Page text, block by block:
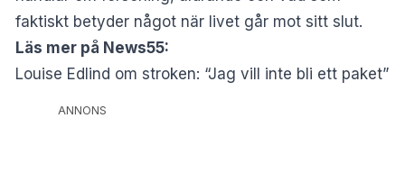
faktiskt betyder något när livet går mot sitt slut.
Läs mer på News55:
Louise Edlind om stroken: “Jag vill inte bli ett paket”
ANNONS